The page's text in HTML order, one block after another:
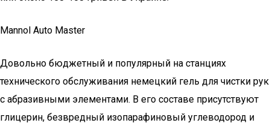
Mannol Auto Master
Довольно бюджетный и популярный на станциях
технического обслуживания немецкий гель для чистки рук
с абразивными элементами. В его составе присутствуют
глицерин, безвредный изопарафиновый углеводород и